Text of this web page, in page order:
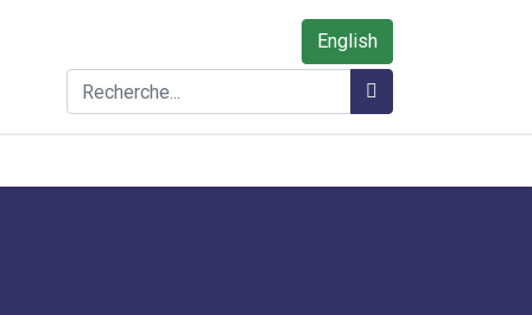
English
Rechercher